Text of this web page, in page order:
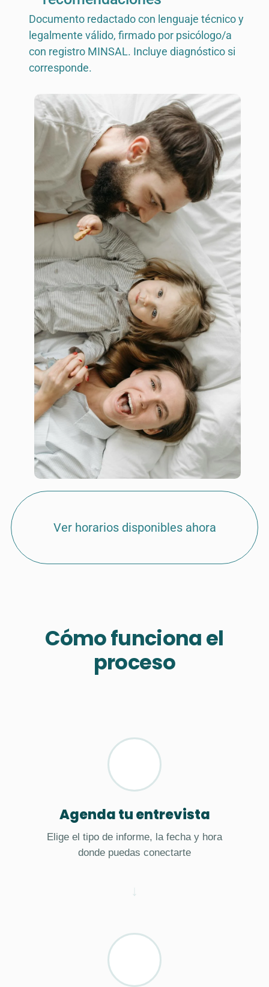
Documento redactado con lenguaje técnico y
legalmente válido, firmado por psicólogo/a
con registro MINSAL. Incluye diagnóstico si
corresponde.
Ver horarios disponibles ahora
Cómo funciona el
proceso
Agenda tu entrevista
Elige el tipo de informe, la fecha y hora
donde puedas conectarte